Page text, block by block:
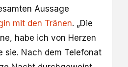
Aussage
mit den Tränen. „Die
habe ich von Herzen
sie. Nach dem Telefonat